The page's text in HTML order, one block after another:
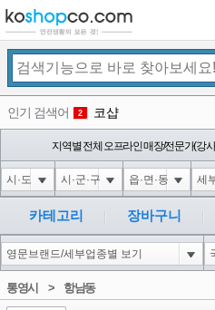
인기 검색어 2 코샵
3
4
5
6
1
지역별 전체 오프라인 매장/전문가(강
카테고리 장바구니
통영시 > 항남동